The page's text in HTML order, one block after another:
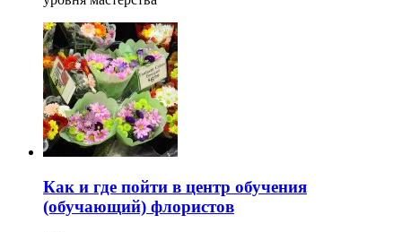
Как и где пойти в центр обучения
(обучающий) флористов